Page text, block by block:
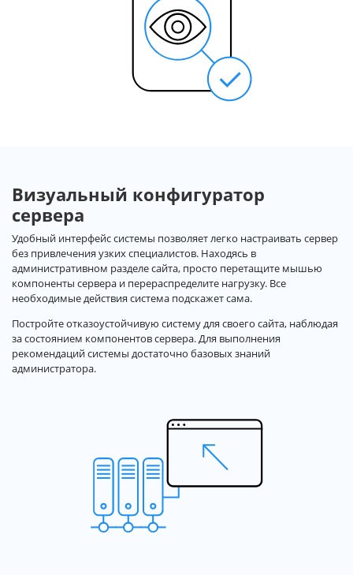
Визуальный конфигуратор
сервера
Удобный интерфейс системы позволяет легко настраивать сервер
без привлечения узких специалистов. Находясь в
административном разделе сайта, просто перетащите мышью
компоненты сервера и перераспределите нагрузку. Все
необходимые действия система подскажет сама.
Постройте отказоустойчивую систему для своего сайта, наблюдая
за состоянием компонентов сервера. Для выполнения
рекомендаций системы достаточно базовых знаний
администратора.